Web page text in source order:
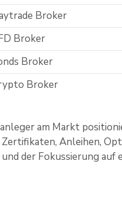
Broker
Broker
Broker
Broker
am Markt
Anleihen,
der Fokussierung auf